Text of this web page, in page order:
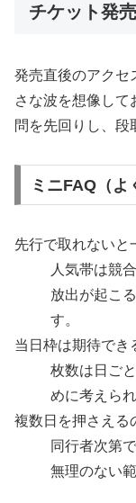
チケット発
発売直後のアクセ
さな波を想像して
問を先回りし、段
ミニFAQ（よ
先行で取れないと
人気帯は競
放出が起こ
す。
当日枠は期待でき
枚数は日ご
めに考えら
複数日を押さえる
同行者次第
無理のない